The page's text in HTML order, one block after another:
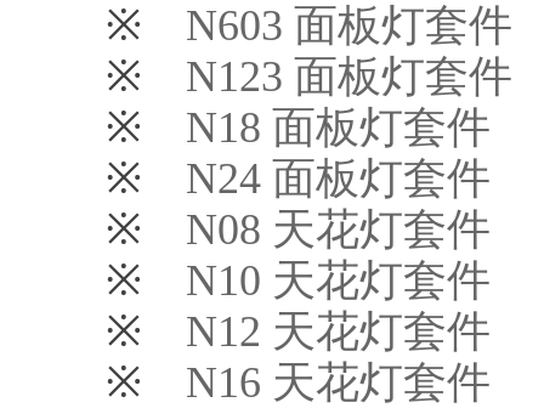
※ N603 面板灯套件
※ N123 面板灯套件
※ N18 面板灯套件
※ N24 面板灯套件
※ N08 天花灯套件
※ N10 天花灯套件
※ N12 天花灯套件
※ N16 天花灯套件